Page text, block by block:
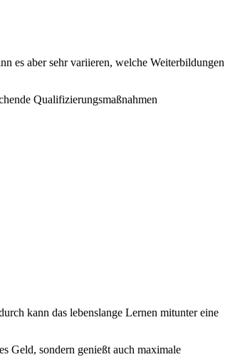
es aber sehr variieren, welche Weiterbildungen
Qualifizierungsmaßnahmen
kann das lebenslange Lernen mitunter eine
Geld, sondern genießt auch maximale